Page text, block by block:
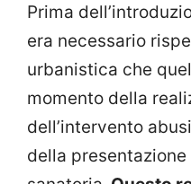
Prima
era necessario
urbanistica che
momento della
dell’intervento
della